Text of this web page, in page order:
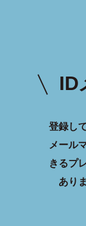
ID
登録し
メール
きるプ
あり